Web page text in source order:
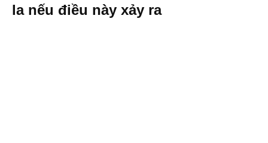
la nếu điều này xảy ra